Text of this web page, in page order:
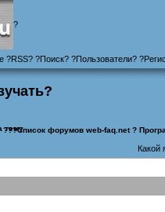
?
?RSS? ?Поиск? ?Пользователи? ?
???Список форумов web-faq.net?
Какой